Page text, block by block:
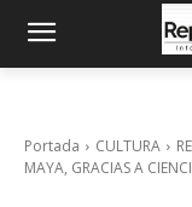
Portada CULTURA
MAYA, GRACIAS A